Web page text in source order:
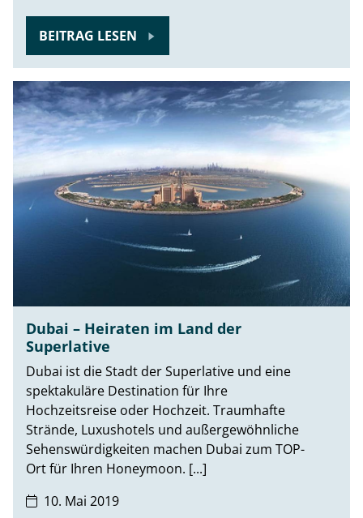
BEITRAG LESEN
Dubai – Heiraten im Land der
Superlative
Dubai ist die Stadt der Superlative und eine
spektakuläre Destination für Ihre
Hochzeitsreise oder Hochzeit. Traumhafte
Strände, Luxushotels und außergewöhnliche
Sehenswürdigkeiten machen Dubai zum TOP-
Ort für Ihren Honeymoon. [...]
10. Mai 2019